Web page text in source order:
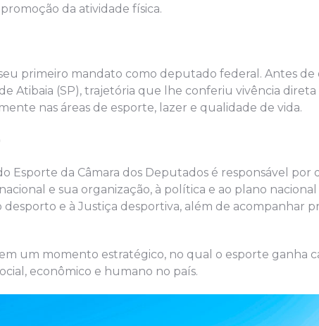
da atividade física.
primeiro mandato como deputado federal. Antes de
Atibaia (SP), trajetória que lhe conferiu vivência
nas áreas de esporte, lazer e qualidade de vida.
Esporte da Câmara dos Deputados é responsável
e sua organização, à política e ao plano
desporto e à Justiça desportiva, além de acompanhar
um momento estratégico, no qual o esporte ganha
econômico e humano no país.